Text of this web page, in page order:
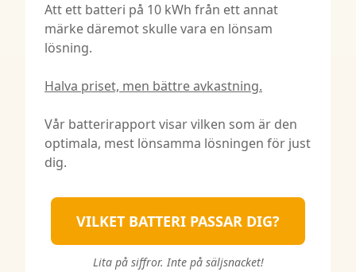
Att ett batteri på 10 kWh från ett annat
märke däremot skulle vara en lönsam
lösning.
Halva priset, men bättre avkastning.
Vår batterirapport visar vilken som är den
optimala, mest lönsamma lösningen för just
dig.
VILKET BATTERI PASSAR DIG?
Lita på siffror. Inte på säljsnacket!